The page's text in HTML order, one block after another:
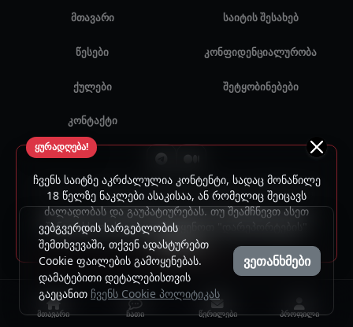
ყურადღება!
ჩვენს საიტზე აკრძალულია კონტენტი, სადაც მონაწილე
18 წელზე ნაკლები ასაკისაა, ან რომელიც შეიცავს
ძალადობას და გაუპატიურებას. თუ შეამჩნევთ ასეთ
შინაარსს, გთხოვთ, გამოიყენოთ "დარეპორტების"
ფუნქცია.
მთავარი საიტის შესახებ
წესები კონფიდენციალურობა
ქულები შეტყობინებები
კონტაქტი
© 2024 - 2026 ყველა უფლება დაცულია. უნებართვო
გამოყენება აკრძალულია.
ვებგვერდის სარგებლობის
შემთხვევაში, თქვენ ადასტურებთ
Cookie ფაილების გამოყენებას.
დამატებითი დეტალებისთვის
გაეცანით ჩვენს Cookie პოლიტიკას
ვეთანხმები
მთავარი ჩათი წერილები პროფილი